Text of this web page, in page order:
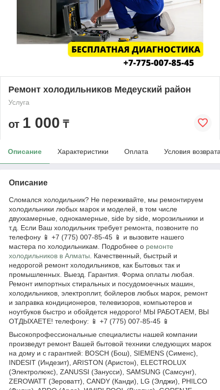
Ремонт холодильников Медеуский район
Услуга
от 1 000 ₸
Описание Характеристики Оплата Условия
Описание
Сломался холодильник? Не переживайте, мы ремонтируем
холодильники любых марок и моделей, в том числе
двухкамерные, однокамерные, side by side, морозильники и
т.д. Если Ваш холодильник требует ремонта, позвоните по
телефону 📱 +7 (775) 007-85-45 📱 и вызовите нашего
мастера по холодильникам. Подробнее о ремонте
холодильников в Алматы . Качественный, быстрый и
недорогой ремонт холодильников, как Бытовых так и
промышленных. Выезд. Гарантия. Форма оплаты любая.
Ремонт импортных стиральных и посудомоечных машин,
холодильников, электроплит, бойлеров любых марок, ремонт
и заправка кондиционеров, телевизоров, компьютеров и
ноутбуков быстро и обойдется недорого! МЫ РАБОТАЕМ, ВЫ
ОТДЫХАЕТЕ! телефону: 📱 +7 (775) 007-85-45 📱
Высокопрофессиональные специалисты нашей компании
произведут ремонт Вашей бытовой техники следующих марок
на дому и с гарантией: BOSCH (Бош), SIEMENS (Сименс),
INDESIT (Индезит), ARISTON (Аристон), ELECTROLUX
(Электролюкс), ZANUSSI (Занусси), SAMSUNG (Самсунг),
ZEROWATT (Зероватт), CANDY (Канди), LG (Элджи), PHILCO